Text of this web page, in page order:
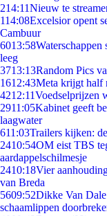
214:11Nieuw te
114:08Excelsior opent
Cambuur
6013:58Waterschappen
leeg
3713:13Random Pics
1612:43Meta krijgt half
4212:11Voedselprijzen
2911:05Kabinet geeft
laagwater
611:03Trailers kijken:
2410:54OM eist TBS
aardappelschilmesje
2410:18Vier
van Breda
5609:52Dikke Van
schaamlippen